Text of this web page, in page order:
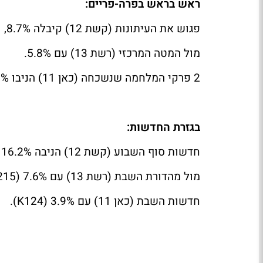
ראש בראש בפרה-פריים:
פגוש את העיתונות (קשת 12) קיבלה 8.7%,
מול המטה המרכזי (רשת 13) עם 5.8%.
2 פרקי המלחמה שנשכחה (כאן 11) הניבו 1.7% כל אחד.
בגזרת החדשות:
חדשות סוף השבוע (קשת 12) הניבה 16.2% (488
מול מהדורת השבת (רשת 13) עם 7.6% (215
חדשות השבת (כאן 11) עם 3.9% (124
K
).